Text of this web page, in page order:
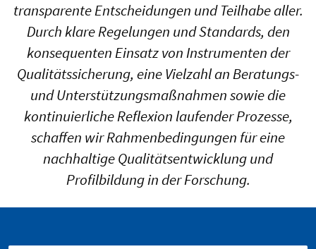
transparente Entscheidungen und Teilhabe aller.
Durch klare Regelungen und Standards, den
konsequenten Einsatz von Instrumenten der
Qualitätssicherung, eine Vielzahl an Beratungs-
und Unterstützungsmaßnahmen sowie die
kontinuierliche Reflexion laufender Prozesse,
schaffen wir Rahmenbedingungen für eine
nachhaltige Qualitätsentwicklung und
Profilbildung in der Forschung.